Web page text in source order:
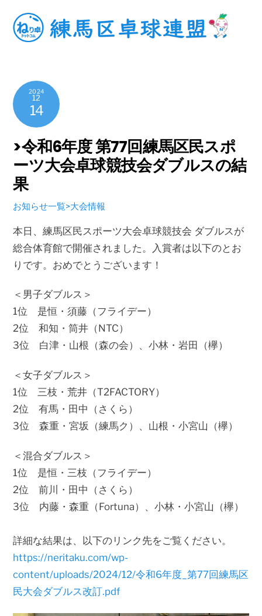
content
2024
12
14
>令和6年度 第77回練馬区民スポ
ーツ大会卓球競技会ダブルスの結
果
お知らせ一覧>大会情報
本日、練馬区民スポーツ大会卓球競技会 ダブルスが
総合体育館で開催されました。入賞者は以下のとお
りです。おめでとうございます！
＜男子ダブルス＞
1位 是恒・須藤（フライデー）
2位 和知・筒井（NTC）
3位 白津・山根（森の会）、小林・岩田（欅）
＜女子ダブルス＞
1位 三枝・荒井（T2FACTORY）
2位 有馬・田中（さくら）
3位 森重・宮坂（練馬ク）、山根・小宮山（欅）
＜混合ダブルス＞
1位 是恒・三枝（フライデー）
2位 前川・田中（さくら）
3位 内藤・森重（Fortuna）、小林・小宮山（欅）
詳細な結果は、以下のリンク先をご覧ください。
https://neritaku.com/wp-
content/uploads/2024/12/令和6年度_第77回練馬区
民大会ダブルス改訂.pdf